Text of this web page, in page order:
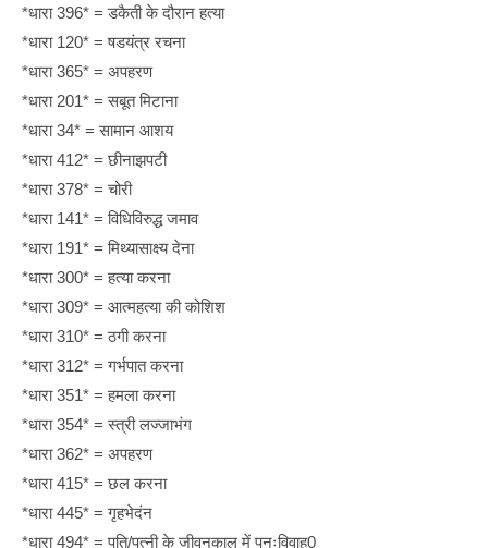
*धारा 396* = डकैती के दौरान हत्या
*धारा 120* = षडयंत्र रचना
*धारा 365* = अपहरण
*धारा 201* = सबूत मिटाना
*धारा 34* = सामान आशय
*धारा 412* = छीनाझपटी
*धारा 378* = चोरी
*धारा 141* = विधिविरुद्ध जमाव
*धारा 191* = मिथ्यासाक्ष्य देना
*धारा 300* = हत्या करना
*धारा 309* = आत्महत्या की कोशिश
*धारा 310* = ठगी करना
*धारा 312* = गर्भपात करना
*धारा 351* = हमला करना
*धारा 354* = स्त्री लज्जाभंग
*धारा 362* = अपहरण
*धारा 415* = छल करना
*धारा 445* = गृहभेदंन
*धारा 494* = पति/पत्नी के जीवनकाल में पुनःविवाह0